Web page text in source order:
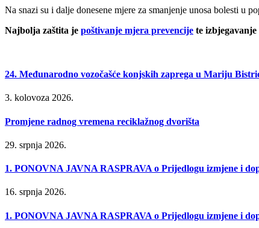
Na snazi su i dalje donesene mjere za smanjenje unosa bolesti u
Najbolja zaštita je poštivanje mjera prevencije te
24. Međunarodno vozočašće konjskih zaprega u Mariju
3. kolovoza 2026.
Promjene radnog vremena reciklažnog dvorišta
29. srpnja 2026.
1. PONOVNA JAVNA RASPRAVA o Prijedlogu izmjene i
16. srpnja 2026.
1. PONOVNA JAVNA RASPRAVA o Prijedlogu izmjene i